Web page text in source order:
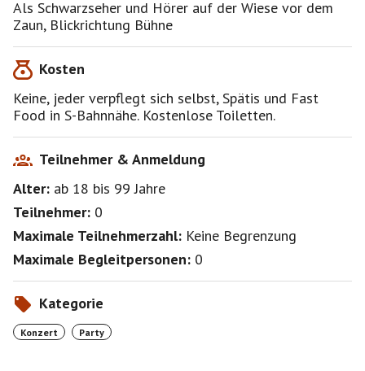
Als Schwarzseher und Hörer auf der Wiese vor dem
Zaun, Blickrichtung Bühne
Kosten
Keine, jeder verpflegt sich selbst, Spätis und Fast
Food in S-Bahnnähe. Kostenlose Toiletten.
Teilnehmer & Anmeldung
Alter: ab 18 bis 99Jahre
Teilnehmer: 0
Maximale Teilnehmerzahl: Keine Begrenzung
Maximale Begleitpersonen: 0
Kategorie
Konzert Party